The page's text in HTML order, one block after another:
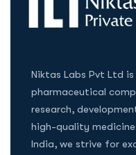
Niktas Labs Pvt Ltd
pharmaceutical
research,
high-quality
India, we strive for